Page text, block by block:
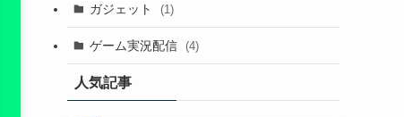
ガジェット (1)
ゲーム実況配信 (4)
人気記事